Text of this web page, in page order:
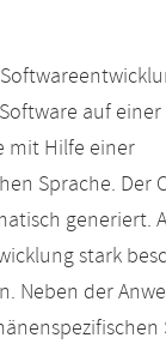
auf
mit Hilfe einer
Sprache. Der
generiert.
stark
Neben der